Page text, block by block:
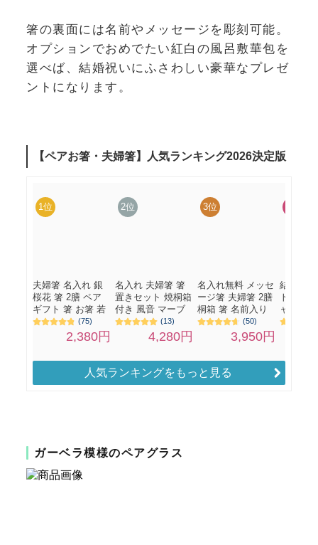
箸の裏面には名前やメッセージを彫刻可能。
オプションでおめでたい紅白の風呂敷華包を
選べば、結婚祝いにふさわしい豪華なプレゼ
ントになります。
人気ランキングをもっと見る
ガーベラ模様のペアグラス